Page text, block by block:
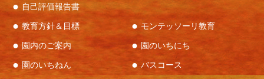
自己評価報告書
教育方針＆目標 モンテッソーリ教育
園内のご案内 園のいちにち
園のいちねん バスコース